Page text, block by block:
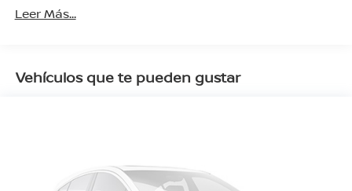
Leer Más...
Vehículos que te pueden gustar